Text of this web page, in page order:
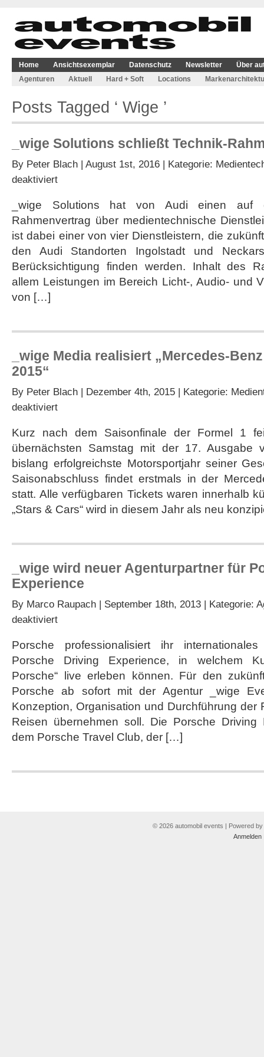
Home Ansichtsexemplar Datenschutz Newsletter
Über
Agenturen
Aktuell Hard + Soft Locations
Posts Tagged ‘ Wige ’
_wige Solutions schließt Technik-
By Peter Blach | August 1st, 2016 | Kategorie:
deaktiviertfür
schließt
Technik-
mit
Audi
_wige Solutions hat von Audi einen auf
Rahmenvertrag über medientechnische
ist dabei einer von vier Dienstleistern, die
den Audi Standorten Ingolstadt und
Berücksichtigung finden werden. Inhalt des
allem Leistungen im Bereich Licht-, Audio- und
von […]
_wige Media realisiert „Mercedes-
2015“
By Peter Blach | Dezember 4th, 2015 | Kategorie:
deaktiviertfür
realisiert
„Mercedes-
Stars
&
2015“
Kurz nach dem Saisonfinale der Formel 1
übernächsten Samstag mit der 17. Ausgabe
bislang erfolgreichste Motorsportjahr seiner
Saisonabschluss findet erstmals in der
statt. Alle verfügbaren Tickets waren innerhalb
„Stars & Cars“ wird in diesem Jahr als neu
_wige wird neuer Agenturpartner für
Experience
By Marco Raupach | September 18th, 2013 | Kategorie:
deaktiviertfür
neuer
Agenturpartner
Porsche
Driving
Experience
Porsche professionalisiert ihr
Porsche Driving Experience, in welchem
Porsche“ live erleben können. Für den
Porsche ab sofort mit der Agentur _wige
Konzeption, Organisation und Durchführung der
Reisen übernehmen soll. Die Porsche Driving
dem Porsche Travel Club, der […]
© 2026 automobil events | Powered by
Anmelden|